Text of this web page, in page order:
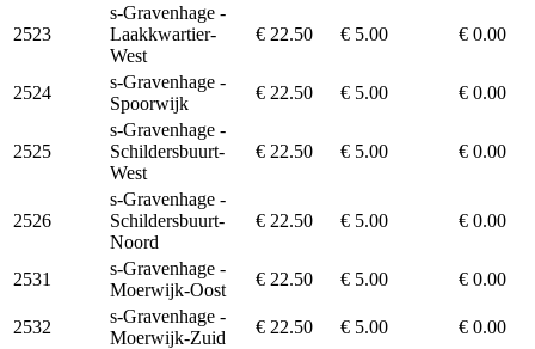
2523
s-Gravenhage -
Laakkwartier-
West
€ 22.50 € 5.00 € 0.00
2524
s-Gravenhage -
Spoorwijk
€ 22.50 € 5.00 € 0.00
2525
s-Gravenhage -
Schildersbuurt-
West
€ 22.50 € 5.00 € 0.00
2526
s-Gravenhage -
Schildersbuurt-
Noord
€ 22.50 € 5.00 € 0.00
2531
s-Gravenhage -
Moerwijk-Oost
€ 22.50 € 5.00 € 0.00
2532
s-Gravenhage -
Moerwijk-Zuid
€ 22.50 € 5.00 € 0.00